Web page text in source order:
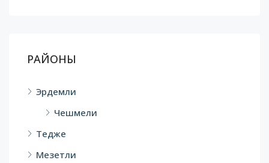
РАЙОНЫ
Эрдемли
Чешмели
Тедже
Мезетли